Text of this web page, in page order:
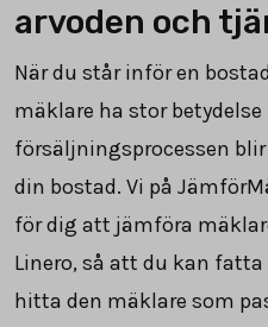
arvoden och
När du står inför en
mäklare ha stor
försäljningsprocessen
din bostad. Vi på
för dig att jämföra
Linero, så att du kan
hitta den mäklare som